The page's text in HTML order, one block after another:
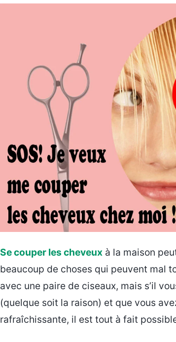
Se couper les cheveux à la maison
beaucoup de choses qui peuvent mal
avec une paire de ciseaux, mais s’il
(quelque soit la raison) et que vous
rafraîchissante, il est tout à fait